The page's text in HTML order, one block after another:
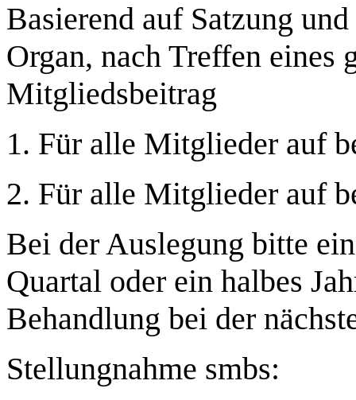
Basierend auf Satzung
Organ, nach Treffen eines
Mitgliedsbeitrag
1. Für alle Mitglieder auf
2. Für alle Mitglieder auf
Bei der Auslegung bitte
Quartal oder ein halbes
Behandlung bei der
Stellungnahme smbs: